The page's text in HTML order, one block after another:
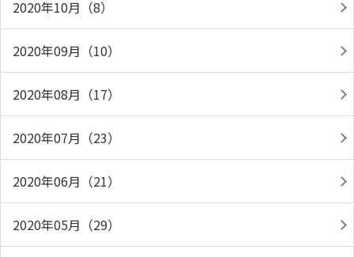
2020年10月（8）
2020年09月（10）
2020年08月（17）
2020年07月（23）
2020年06月（21）
2020年05月（29）